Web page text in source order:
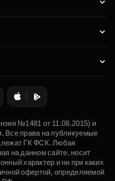
№1481 от 11.08.2015) и
Все права на публикуемые
ГК ФСК. Любая
на данном сайте, носит
характер и ни при каких
офертой, определяемой